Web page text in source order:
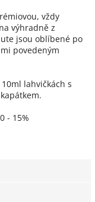
vždy
výhradně z
jsou oblíbené po
povedeným
lahvičkách s
- 15%